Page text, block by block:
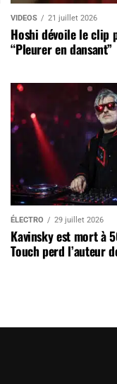
VIDEOS 21 juillet 2026
Hoshi dévoile le clip
“Pleurer en dansant”
ÉLECTRO 29 juillet 2026
Kavinsky est mort à
Touch perd l’auteur